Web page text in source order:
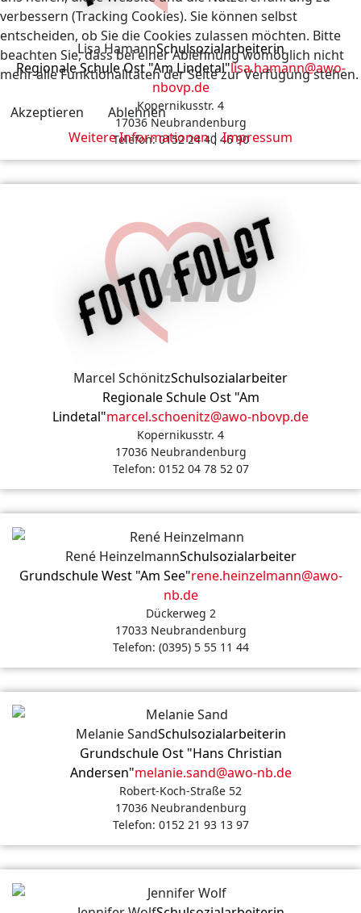
Lisa HamannSchulsozialarbeiterin
Regionale Schule Ost "Am Lindetal"lisa.hamann@awo-
nbovp.de
Kopernikusstr. 4
17036 Neubrandenburg
Telefon: 0152 24 40 46 90
Marcel SchönitzSchulsozialarbeiter
Regionale Schule Ost "Am
Lindetal"marcel.schoenitz@awo-nbovp.de
Kopernikusstr. 4
17036 Neubrandenburg
Telefon: 0152 04 78 52 07
René HeinzelmannSchulsozialarbeiter
Grundschule West "Am See"rene.heinzelmann@awo-
nb.de
Dückerweg 2
17033 Neubrandenburg
Telefon: (0395) 5 55 11 44
Melanie SandSchulsozialarbeiterin
Grundschule Ost "Hans Christian
Andersen"melanie.sand@awo-nb.de
Robert-Koch-Straße 52
17036 Neubrandenburg
Telefon: 0152 21 93 13 97
verbessern (Tracking Cookies). Sie können selbst
entscheiden, ob Sie die Cookies zulassen möchten. Bitte
beachten Sie, dass bei einer Ablehnung womöglich nicht
mehr alle Funktionalitäten der Seite zur Verfügung stehen.
Akzeptieren
Ablehnen
Weitere Informationen|Impressum